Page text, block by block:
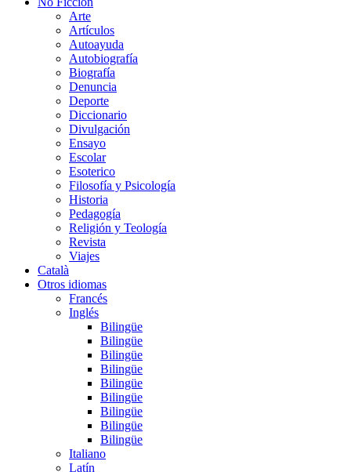
Arte
Artículos
Autoayuda
Autobiografía
Biografía
Denuncia
Deporte
Diccionario
Divulgación
Ensayo
Escolar
Esoterico
Filosofía y Psicología
Historia
Pedagogía
Religión y Teología
Revista
Viajes
Català
Otros idiomas
Francés
Inglés
Bilingüe
Bilingüe
Bilingüe
Bilingüe
Bilingüe
Bilingüe
Bilingüe
Bilingüe
Bilingüe
Italiano
Latín